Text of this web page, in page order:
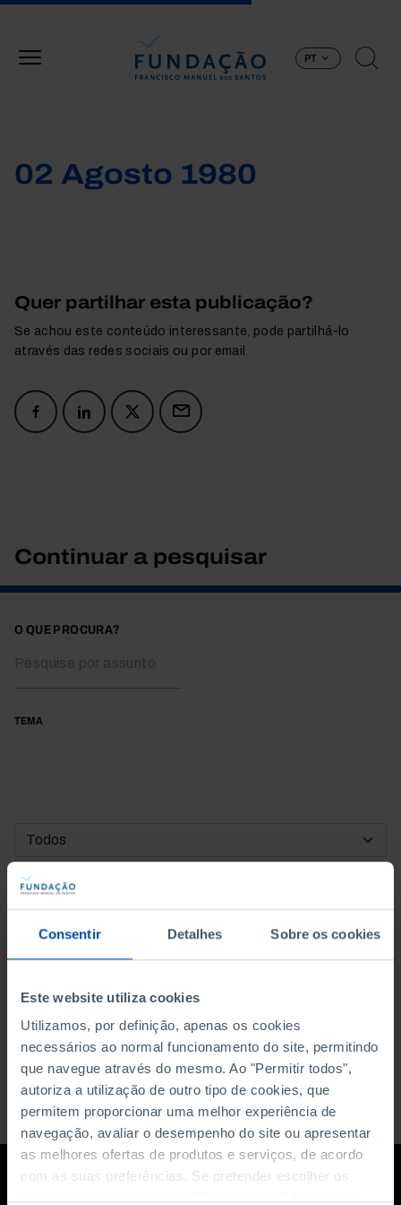
Consentir Detalhes Sobre os cookies
Este website utiliza cookies
Utilizamos, por definição, apenas os cookies
necessários ao normal funcionamento do site, permitindo
que navegue através do mesmo. Ao "Permitir todos",
autoriza a utilização de outro tipo de cookies, que
permitem proporcionar uma melhor experiência de
navegação, avaliar o desempenho do site ou apresentar
as melhores ofertas de produtos e serviços, de acordo
com as suas preferências. Se pretender escolher os
PT
02 Agosto 1980
Quer partilhar esta publicação?
Se achou este conteúdo interessante, pode partilhá-lo
através das redes sociais ou por email.
Continuar a pesquisar
O QUE PROCURA?
TEMA
DATA DE INÍCIO
DATA DE FIM